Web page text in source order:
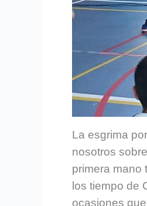
La esgrima
nosotros
primera mano
los tiempo de
ocasiones